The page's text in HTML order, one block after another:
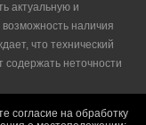
актуальную и
наличия
что технический
содержать неточности
согласие на обработку